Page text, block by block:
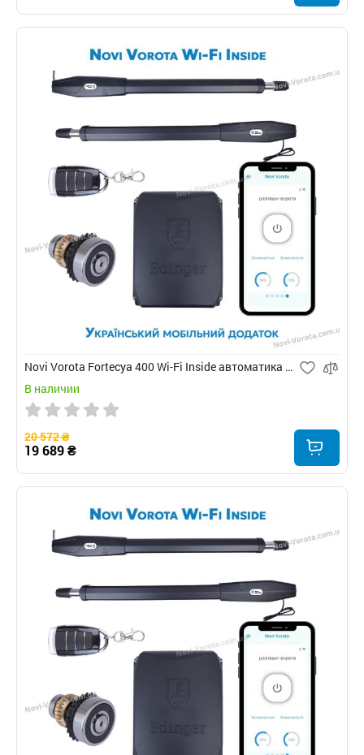
Novi Vorota Fortecya 400 Wi-Fi Inside автоматика для распашных ворот
В наличии
20 572 ₴
19 689 ₴